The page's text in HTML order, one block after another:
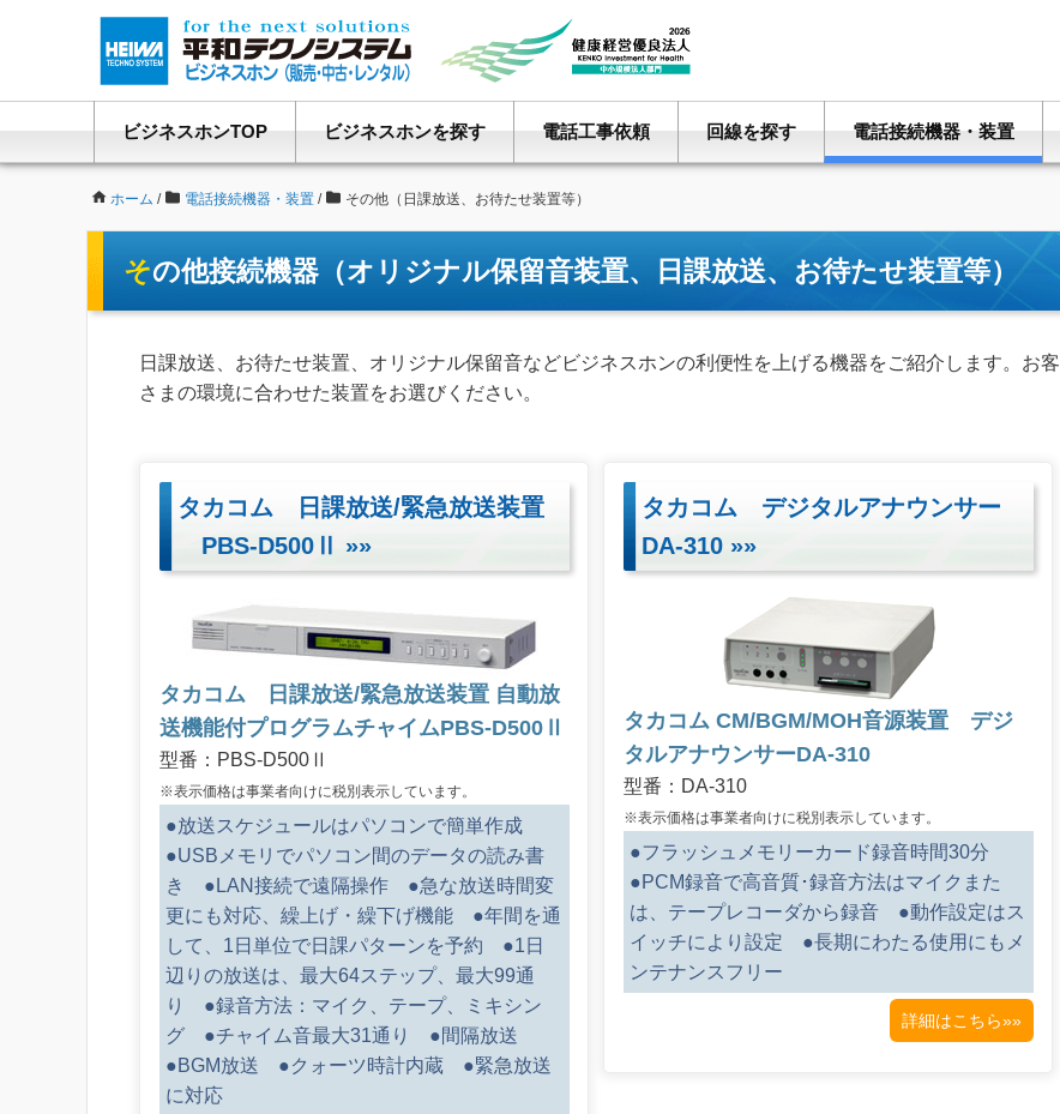
ビジネスホンTOP ビジネスホンを探す 電話工事依頼 回線を探す 電話接続機器・装置
ホーム / 電話接続機器・装置 / その他（日課放送、お待たせ装置等）
その他接続機器（オリジナル保留音装置、日課放送、お待たせ装置等）
日課放送、お待たせ装置、オリジナル保留音などビジネスホンの利便性を上げる機器をご紹介します。お客
さまの環境に合わせた装置をお選びください。
タカコム 日課放送/緊急放送装置
PBS-D500Ⅱ »»
タカコム 日課放送/緊急放送装置 自動放
送機能付プログラムチャイムPBS-D500Ⅱ
型番：PBS-D500Ⅱ
※表示価格は事業者向けに税別表示しています。
●放送スケジュールはパソコンで簡単作成
●USBメモリでパソコン間のデータの読み書
き ●LAN接続で遠隔操作 ●急な放送時間変
更にも対応、繰上げ・繰下げ機能 ●年間を通
して、1日単位で日課パターンを予約 ●1日
辺りの放送は、最大64ステップ、最大99通
り ●録音方法：マイク、テープ、ミキシン
グ ●チャイム音最大31通り ●間隔放送
●BGM放送 ●クォーツ時計内蔵 ●緊急放送
に対応
タカコム デジタルアナウンサー
DA-310»»
タカコム CM/BGM/MOH音源装置 デジ
タルアナウンサーDA-310
型番：DA-310
※表示価格は事業者向けに税別表示しています。
●フラッシュメモリーカード録音時間30分
●PCM録音で高音質･録音方法はマイクまた
は、テープレコーダから録音 ●動作設定はス
イッチにより設定 ●長期にわたる使用にもメ
ンテナンスフリー
詳細はこちら»»